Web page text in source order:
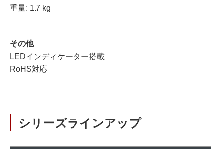
重量: 1.7 kg
その他
LEDインディケーター搭載
RoHS対応
シリーズラインアップ